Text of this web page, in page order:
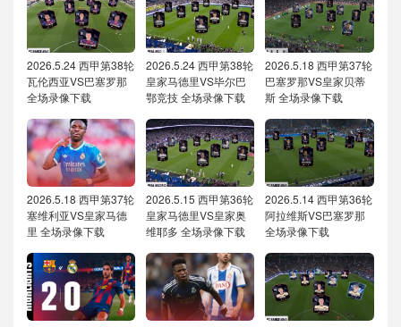
2026.5.24 西甲第38轮
瓦伦西亚VS巴塞罗那
全场录像下载
2026.5.24 西甲第38轮
皇家马德里VS毕尔巴
鄂竞技 全场录像下载
2026.5.18 西甲第37轮
巴塞罗那VS皇家贝蒂
斯 全场录像下载
2026.5.18 西甲第37轮
塞维利亚VS皇家马德
里 全场录像下载
2026.5.15 西甲第36轮
皇家马德里VS皇家奥
维耶多 全场录像下载
2026.5.14 西甲第36轮
阿拉维斯VS巴塞罗那
全场录像下载